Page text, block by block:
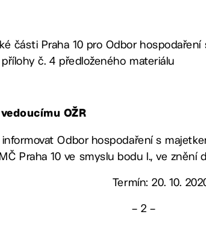
části Praha 10 pro Odbor
č. 4 předloženého materiálu
OŽR
informovat Odbor hospodaření s
Praha 10 ve smyslu bodu I., ve znění
Termín: 20. 10.
– 2 –